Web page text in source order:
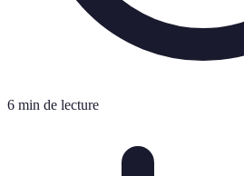
6 min de lecture